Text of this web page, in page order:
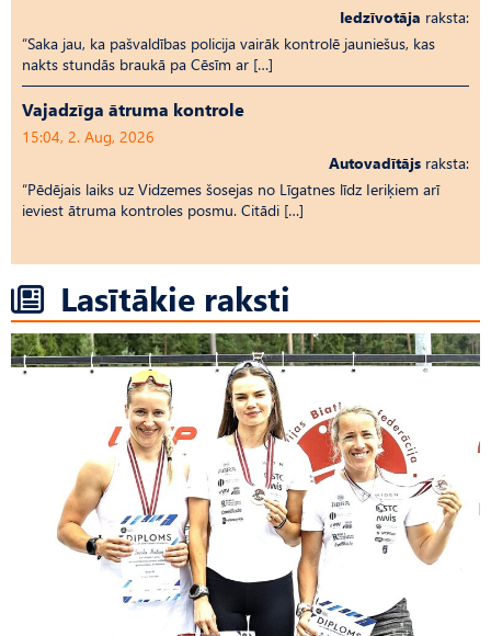
Iedzīvotāja raksta:
“Saka jau, ka pašvaldības policija vairāk kontrolē jauniešus, kas
nakts stundās braukā pa Cēsīm ar […]
Vajadzīga ātruma kontrole
15:04, 2. Aug, 2026
Autovadītājs raksta:
“Pēdējais laiks uz Vid­ze­mes šosejas no Līgatnes līdz Ieriķiem arī
ieviest ātruma kontroles posmu. Citādi […]
Lasītākie raksti